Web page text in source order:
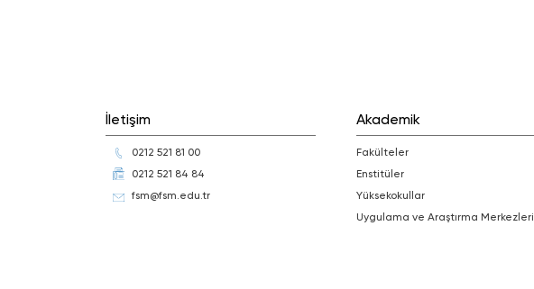
İletişim
0212 521 81 00
0212 521 84 84
fsm@fsm.edu.tr
Akademik
Fakülteler
Enstitüler
Yüksekokullar
Uygulama ve Araştırma Merkezleri